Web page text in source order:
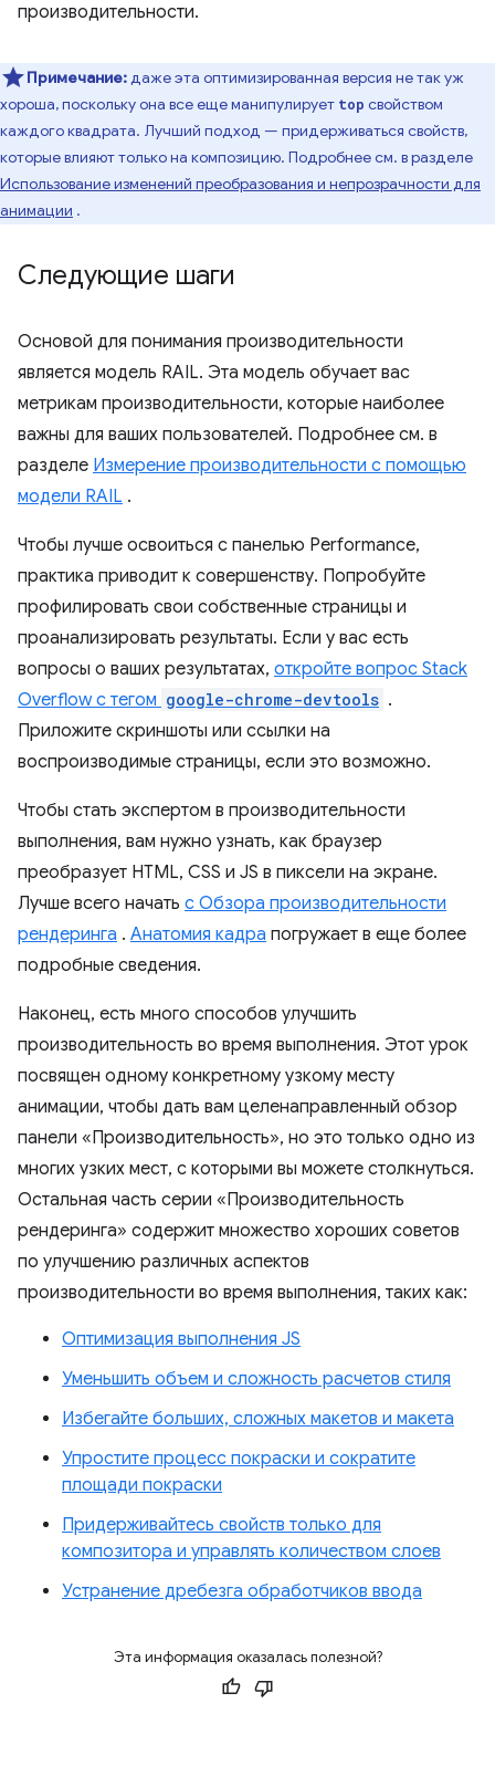
производительности.
Примечание:даже эта оптимизированная версия не так уж
хороша, поскольку она все еще манипулирует top свойством
каждого квадрата. Лучший подход — придерживаться свойств,
которые влияют только на композицию. Подробнее см. в разделе
Использование изменений преобразования и непрозрачности для
анимации .
Следующие шаги
Основой для понимания производительности
является модель RAIL. Эта модель обучает вас
метрикам производительности, которые наиболее
важны для ваших пользователей. Подробнее см. в
разделе Измерение производительности с помощью
модели RAIL .
Чтобы лучше освоиться с панелью Performance,
практика приводит к совершенству. Попробуйте
профилировать свои собственные страницы и
проанализировать результаты. Если у вас есть
вопросы о ваших результатах, откройте вопрос Stack
Overflow с тегом google-chrome-devtools .
Приложите скриншоты или ссылки на
воспроизводимые страницы, если это возможно.
Чтобы стать экспертом в производительности
выполнения, вам нужно узнать, как браузер
преобразует HTML, CSS и JS в пиксели на экране.
Лучше всего начать с Обзора производительности
рендеринга . Анатомия кадра погружает в еще более
подробные сведения.
Наконец, есть много способов улучшить
производительность во время выполнения. Этот урок
посвящен одному конкретному узкому месту
анимации, чтобы дать вам целенаправленный обзор
панели «Производительность», но это только одно из
многих узких мест, с которыми вы можете столкнуться.
Остальная часть серии «Производительность
рендеринга» содержит множество хороших советов
по улучшению различных аспектов
производительности во время выполнения, таких как:
Оптимизация выполнения JS
Уменьшить объем и сложность расчетов стиля
Избегайте больших, сложных макетов и макета
Упростите процесс покраски и сократите
площади покраски
Придерживайтесь свойств только для
композитора и управлять количеством слоев
Устранение дребезга обработчиков ввода
Эта информация оказалась полезной?